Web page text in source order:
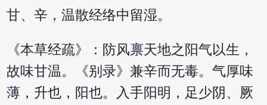
甘、辛，温散经络中留湿。
《本草经疏》：防风禀天地之阳气以生，
故味甘温。《别录》兼辛而无毒。气厚味
薄，升也，阳也。入手阳明，足少阴、厥